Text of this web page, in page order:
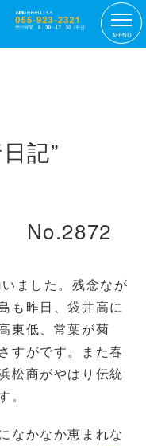
MENU
記”
No.2872
ました。残念なが
も昨日、袋井高に
東低、常葉が菊
すがです。また春
松商がやはり伝統
。
なかなか恵まれな